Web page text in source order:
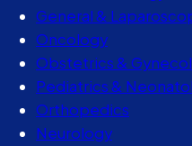
General &
Oncology
Obstetrics &
Pediatrics &
Orthopedics
Neurology